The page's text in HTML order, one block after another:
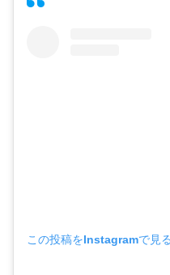
この投稿をInstagramで見る